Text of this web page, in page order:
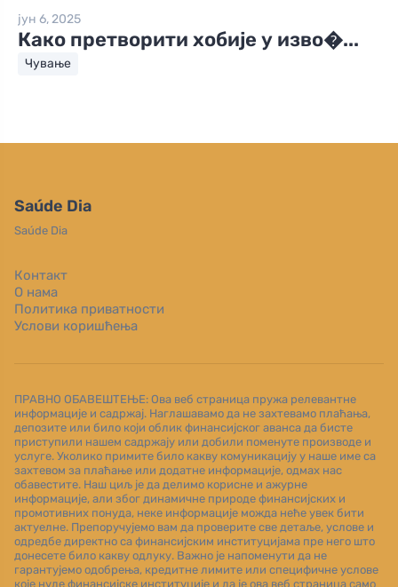
јун 6, 2025
Како претворити хобије у изво�...
Чување
Saúde Dia
Saúde Dia
Контакт
О нама
Политика приватности
Услови коришћења
ПРАВНО ОБАВЕШТЕЊЕ: Ова веб страница пружа релевантне
информације и садржај. Наглашавамо да не захтевамо плаћања,
депозите или било који облик финансијског аванса да бисте
приступили нашем садржају или добили поменуте производе и
услуге. Уколико примите било какву комуникацију у наше име са
захтевом за плаћање или додатне информације, одмах нас
обавестите. Наш циљ је да делимо корисне и ажурне
информације, али због динамичне природе финансијских и
промотивних понуда, неке информације можда неће увек бити
актуелне. Препоручујемо вам да проверите све детаље, услове и
одредбе директно са финансијским институцијама пре него што
донесете било какву одлуку. Важно је напоменути да не
гарантујемо одобрења, кредитне лимите или специфичне услове
које нуде финансијске институције и да је ова веб страница само